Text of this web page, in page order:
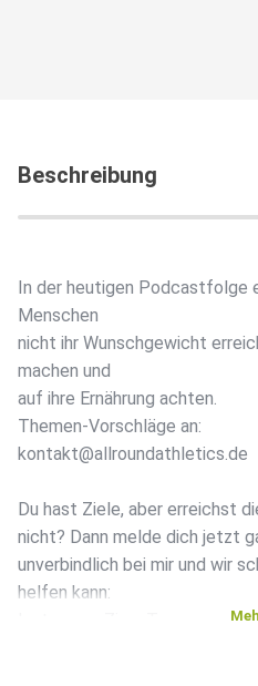
Beschreibung
In der heutigen Podcastfolge
Menschen
nicht ihr Wunschgewicht
machen und
auf ihre Ernährung achten.
Themen-Vorschläge an:
kontakt@allroundathletics.de
Du hast Ziele, aber erreichst
nicht? Dann melde dich jetzt
unverbindlich bei mir und wir
helfen kann: